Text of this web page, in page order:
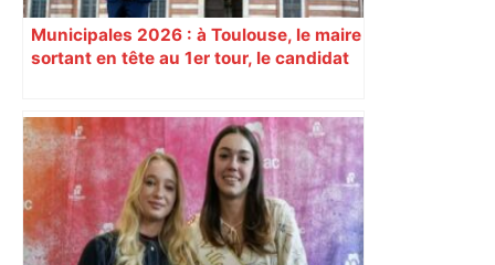
Municipales 2026 : à Toulouse, le maire
sortant en tête au 1er tour, le candidat